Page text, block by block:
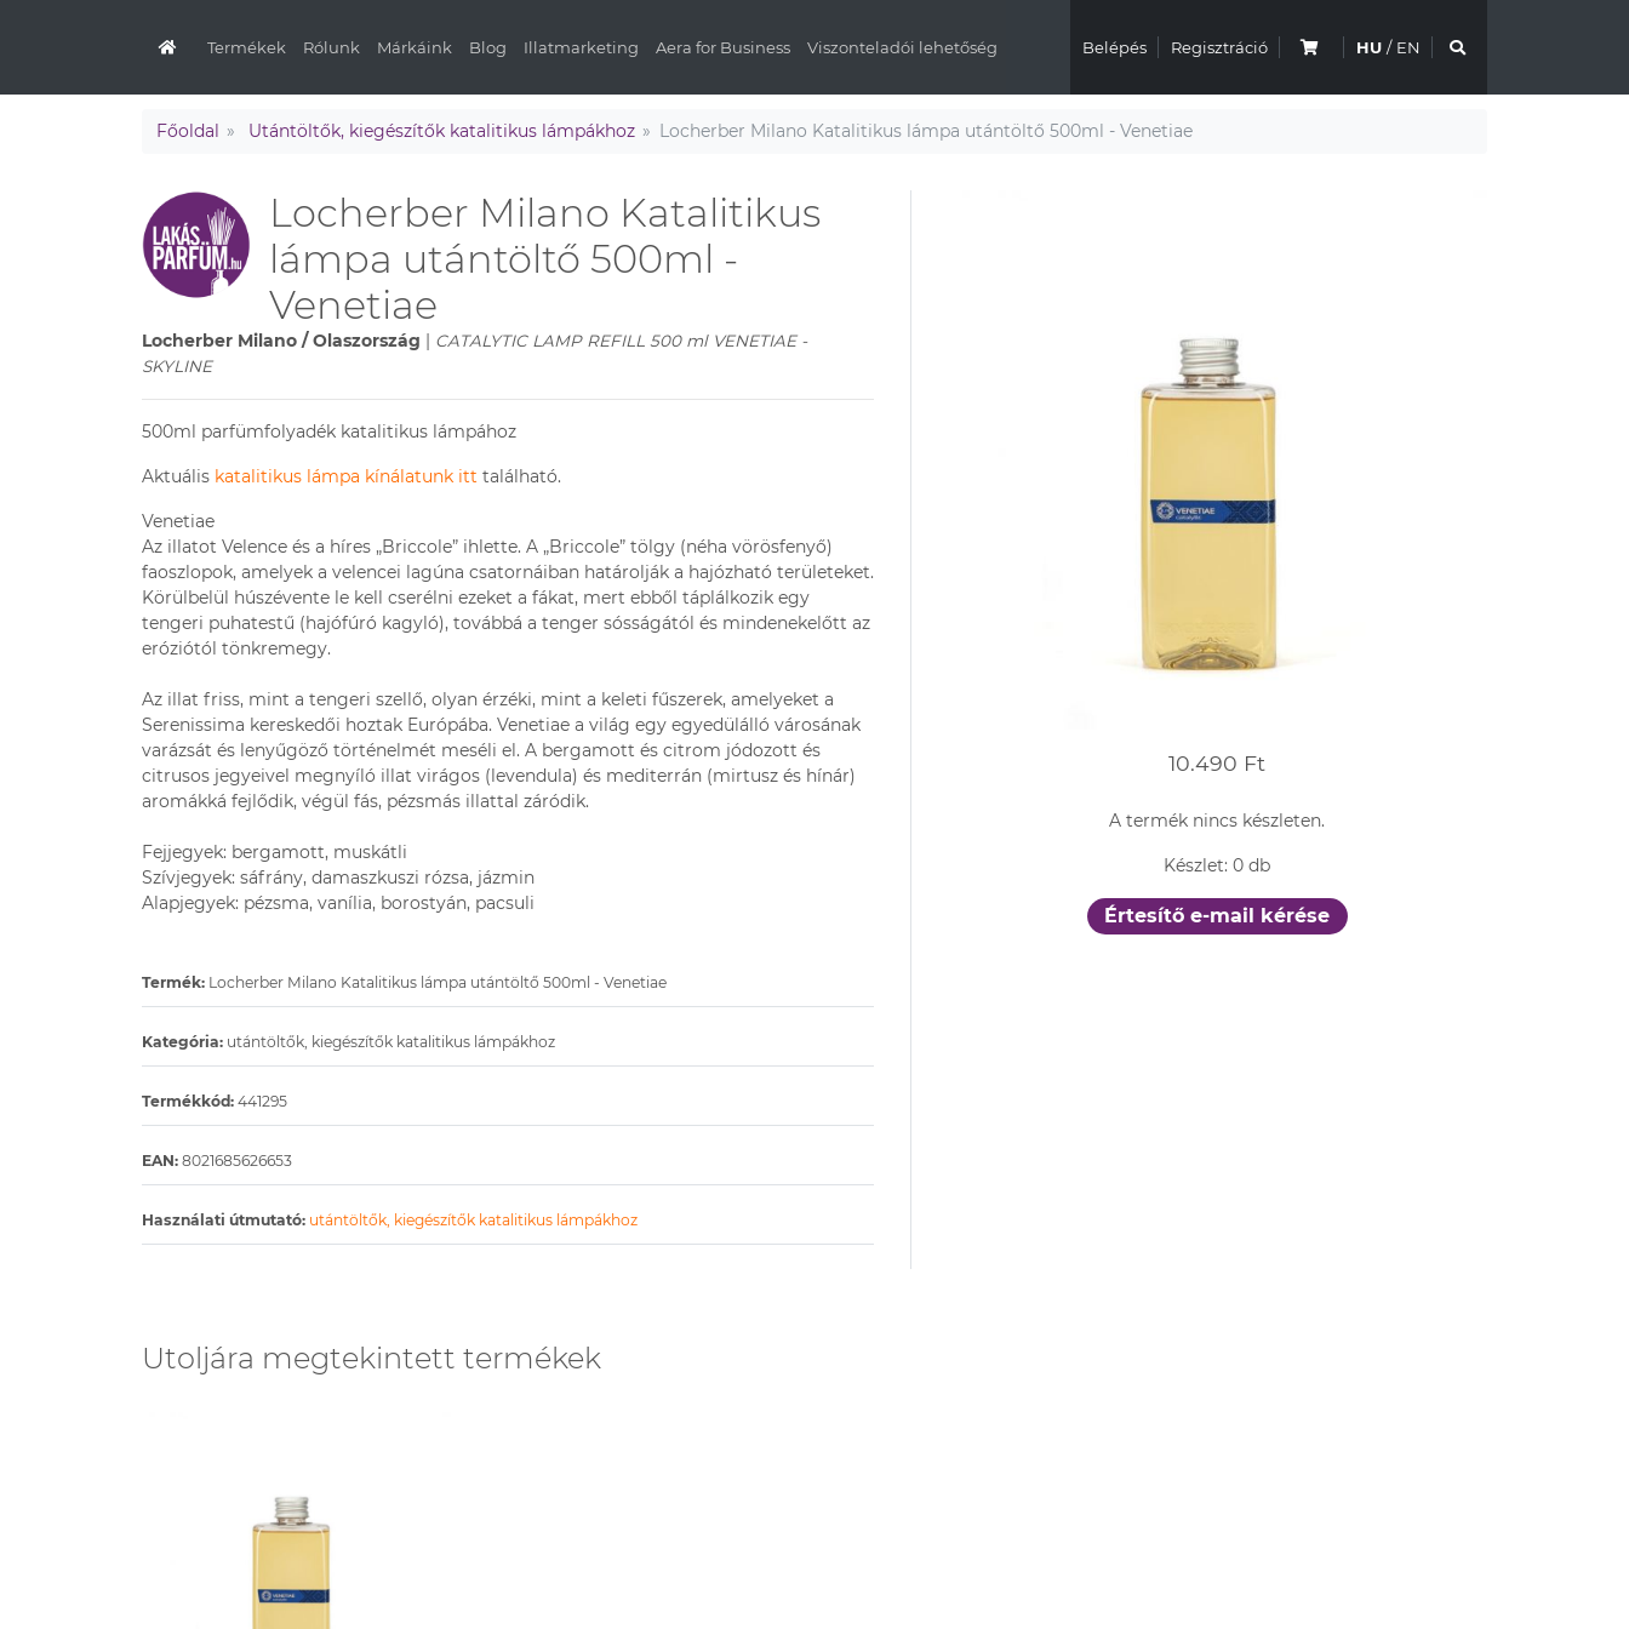
Termékek Rólunk Márkáink Blog Illatmarketing Aera for Business Viszonteladói lehetőség Belépés Regisztráció HU / EN
Főoldal Utántöltők, kiegészítők katalitikus lámpákhoz Locherber Milano Katalitikus lámpa utántöltő 500ml - Venetiae
Locherber Milano Katalitikus
lámpa utántöltő 500ml -
Venetiae
Locherber Milano / Olaszország | CATALYTIC LAMP REFILL 500 ml VENETIAE -
SKYLINE
500ml parfümfolyadék katalitikus lámpához
Aktuális katalitikus lámpa kínálatunk itt található.
Venetiae
Az illatot Velence és a híres „Briccole” ihlette. A „Briccole” tölgy (néha vörösfenyő)
faoszlopok, amelyek a velencei lagúna csatornáiban határolják a hajózható területeket.
Körülbelül húszévente le kell cserélni ezeket a fákat, mert ebből táplálkozik egy
tengeri puhatestű (hajófúró kagyló), továbbá a tenger sósságától és mindenekelőtt az
eróziótól tönkremegy.
Az illat friss, mint a tengeri szellő, olyan érzéki, mint a keleti fűszerek, amelyeket a
Serenissima kereskedői hoztak Európába. Venetiae a világ egy egyedülálló városának
varázsát és lenyűgöző történelmét meséli el. A bergamott és citrom jódozott és
citrusos jegyeivel megnyíló illat virágos (levendula) és mediterrán (mirtusz és hínár)
aromákká fejlődik, végül fás, pézsmás illattal záródik.
Fejjegyek: bergamott, muskátli
Szívjegyek: sáfrány, damaszkuszi rózsa, jázmin
Alapjegyek: pézsma, vanília, borostyán, pacsuli
Termék: Locherber Milano Katalitikus lámpa utántöltő 500ml - Venetiae
Kategória: utántöltők, kiegészítők katalitikus lámpákhoz
Termékkód: 441295
EAN: 8021685626653
Használati útmutató: utántöltők, kiegészítők katalitikus lámpákhoz
10.490 Ft
A termék nincs készleten.
Készlet: 0 db
Értesítő e-mail kérése
Utoljára megtekintett termékek